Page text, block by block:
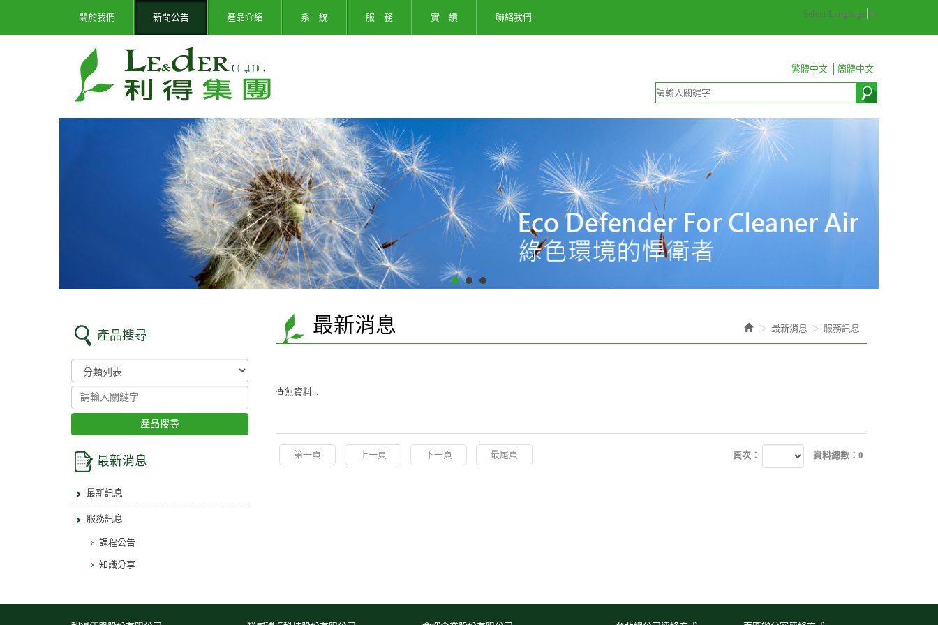
關於我們 新聞公告 產品介紹 系 統 服 務 實 績 聯絡我們 Select Language ▼
繁體中文 簡體中文
產品搜尋
產品搜尋
最新消息
最新訊息
服務訊息
課程公告
知識分享
最新消息 服務訊息
最新消息
查無資料...
第一頁 上一頁 下一頁 最尾頁 頁次： 資料總數：0